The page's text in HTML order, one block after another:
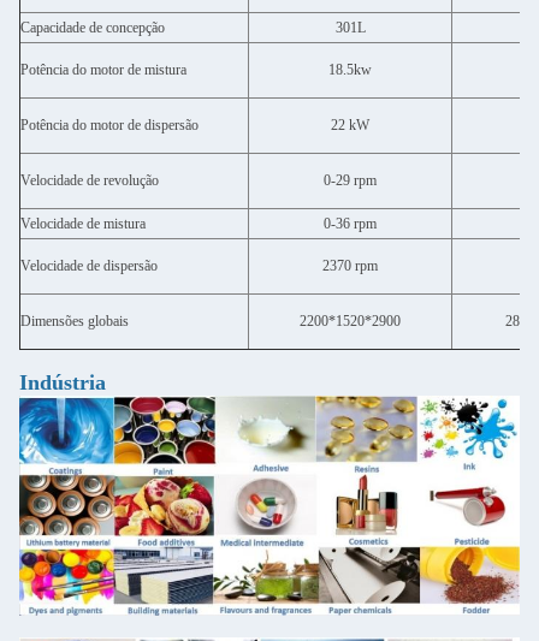
Capacidade de concepção 301L
Potência do motor de mistura 18.5kw
Potência do motor de dispersão 22 kW
Velocidade de revolução 0-29 rpm
Velocidade de mistura 0-36 rpm
Velocidade de dispersão 2370 rpm
Dimensões globais 2200*1520*2900
Indústria